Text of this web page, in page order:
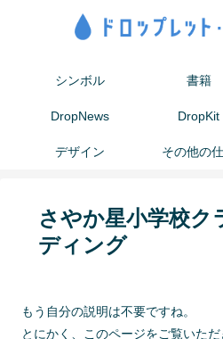
シンボル 書籍
DropNews DropKit
デザイン その他の
さやか星小学校ク
ディング
もう自分の説明は不要ですね。
とにかく、このページをご覧いただ